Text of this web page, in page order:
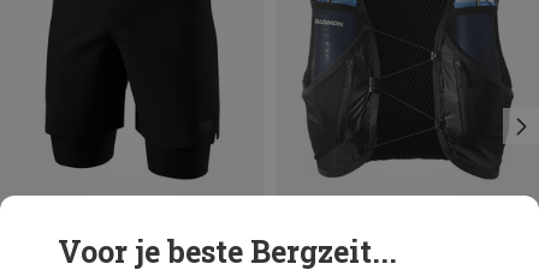
Je bespaart 38%
12L | XS 12L | S
Voor je beste Bergzeit...